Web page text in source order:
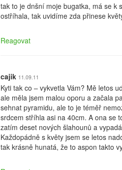
tak to je dnšní moje bugatka, má se k
ostříhala, tak uvidíme zda přinese
Reagovat
cajik 11.09.11
Kyti tak co – vykvetla Vám? Mě letos
ale měla jsem malou oporu a začala
sehnat pyramidu, ale to je téměř
srdcem stříhla asi na 40cm. A ona se
zatím deset nových šlahounů a
Každopádně s květy jsem se letos
tak krásně hunatá, že to aspon takto